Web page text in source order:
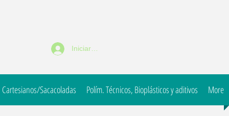
Iniciar sesión
Sacacoladas Polím. Técnicos, Bioplásticos y aditivos More